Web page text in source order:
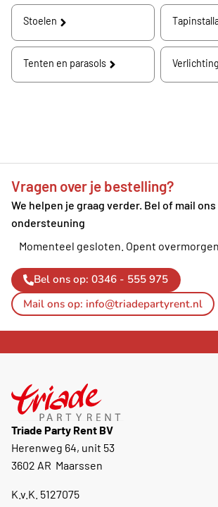
Stoelen
Tenten en parasols
Vragen over je bestelling?
We helpen je graag verder. Bel of mail
ondersteuning
Momenteel gesloten. Opent
Bel ons op: 0346 - 555 975
Mail ons op: info@triadepartyrent.nl
Triade Party Rent BV
Herenweg 64, unit 53
3602 AR Maarssen
K.v.K. 5127075